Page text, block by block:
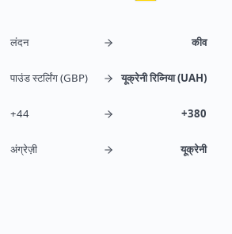
लंदन कीव
पाउंड स्टर्लिंग (GBP) यूक्रेनी रिव्निया (UAH)
+44 +380
अंग्रेज़ी यूक्रेनी